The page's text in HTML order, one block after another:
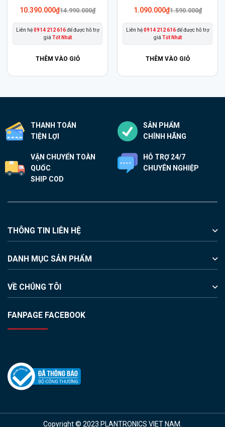
2.490.000₫2.990.000
Liên hệ0914 212 616để được hỗ trợ
giá Tốt Nhất
THÊM VÀO GIỎ
này
nhiều
biến
chọn
thể
được
trên
trang
sản
13.990.000₫
Liên hệ0914 212 616để được hỗ trợ
giá Tốt Nhất
THÊM VÀO GIỎ
THANH TOÁN
TIỆN LỢI
SẢN PHẨM
CHÍNH HÃNG
VẬN CHUYỂN TOÀN
QUỐC
SHIP COD
HỖ TRỢ 24/7
CHUYÊN NGHIỆP
THÔNG TIN LIÊN HỆ
DANH MỤC SẢN PHẨM
VỀ CHÚNG TÔI
FANPAGE FACEBOOK
Copyright © 2023 PLANTRONICS VIET NAM.